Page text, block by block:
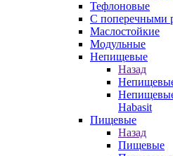
Тефлоновые
С поперечными
Маслостойкие
Модульные
Непищевые
Назад
Habasit
Пищевые
Назад
Пищевые